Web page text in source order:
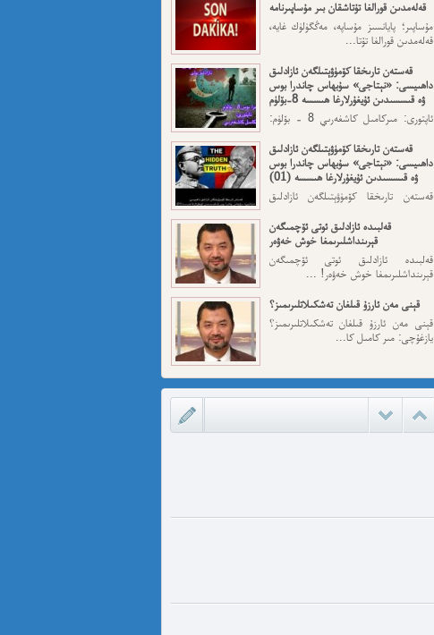
قەلەمدىن قورالغا تۇتاشقان بىر مۇساپىرنامە
مۇساپىر؛ پايانسىز مۇساپە، مەڭگۈلۈك غايە،
قەلەمدىن قورالغا تۇتا...
قەستەن تارىخقا كۆمۈۋېتىلگەن ئازادلىق
داھىيسى: «نېتاجى» سۇبھاس چاندرا بوس
ۋە قىسسىدىن ئۇيغۇرلارغا ھىسسە 8-بۆلۈم
ئاپتورى: مىركامىل كاشغەرىي 8 - بۆلۈم:
قەستەن تارىخقا كۆمۈۋېتىلگەن ئازادلىق
داھىيسى: «نېتاجى» سۇبھاس چاندرا بوس
ۋە قىسسىدىن ئۇيغۇرلارغا ھىسسە (01)
قەستەن تارىخقا كۆمۈۋېتىلگەن ئازادلىق
قەلبىدە ئازادلىق ئوتى ئۆچمىگەن
قېرىنداشلىرىمغا خوش خەۋەر
قەلبىدە ئازادلىق ئوتى ئۆچمىگەن
قېرىنداشلىرىمغا خوش خەۋەر! ...
قېنى مەن ئارزۇ قىلغان تەشكىلاتلىرىمىز؟
قېنى مەن ئارزۇ قىلغان تەشكىلاتلىرىمىز؟
يازغۇچى: مىر كامىل كا...
مەھمەت ئىمىن: نىشاندىن قايغان نەفرەت
نىشاندىن قايغان نەفرەت مەھمەت ئىمىن
پىسخىكا ئىلىمىدا «D...